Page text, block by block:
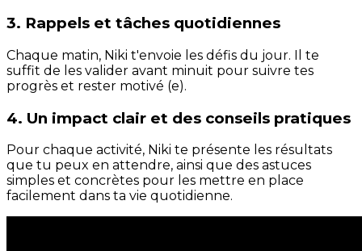
3. Rappels et tâches quotidiennes
Chaque matin, Niki t'envoie les défis du jour. Il te
suffit de les valider avant minuit pour suivre tes
progrès et rester motivé (e).
4. Un impact clair et des conseils pratiques
Pour chaque activité, Niki te présente les résultats
que tu peux en attendre, ainsi que des astuces
simples et concrètes pour les mettre en place
facilement dans ta vie quotidienne.